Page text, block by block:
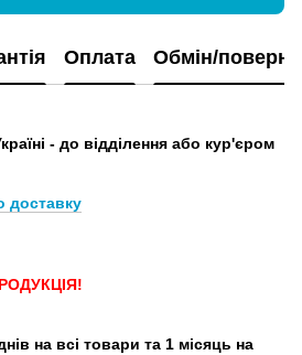
Оплата Обмін/
- до відділення або кур'єром
доставку
на всі товари та 1 місяць на